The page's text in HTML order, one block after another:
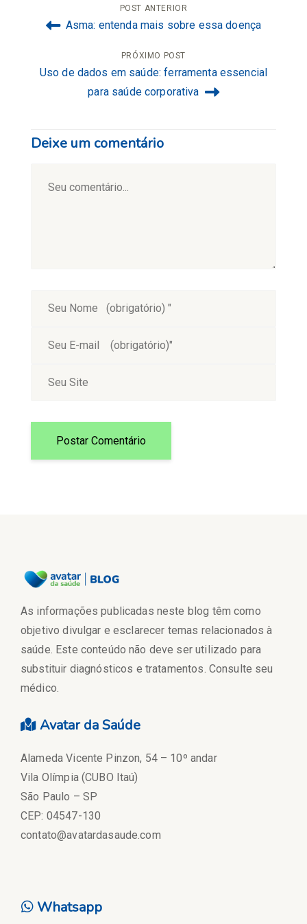
Navegação
Post
POST ANTERIOR
Asma: entenda mais sobre essa doença
PRÓXIMO POST
Uso de dados em saúde: ferramenta essencial
para saúde corporativa
Deixe um comentário
As informações publicadas neste blog têm como
objetivo divulgar e esclarecer temas relacionados à
saúde. Este conteúdo não deve ser utilizado para
substituir diagnósticos e tratamentos. Consulte seu
médico.
Avatar da Saúde
Alameda Vicente Pinzon, 54 – 10º andar
Vila Olímpia (CUBO Itaú)
São Paulo – SP
CEP: 04547-130
contato@avatardasaude.com
Whatsapp